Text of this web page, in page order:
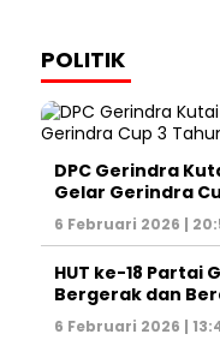
POLITIK
DPC Gerindra
Gelar Gerindra
6 Februari 2026 |
HUT ke-18 Partai
Bergerak dan
6 Februari 2026 |